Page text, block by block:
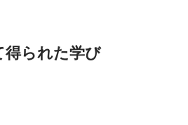
得られた学び